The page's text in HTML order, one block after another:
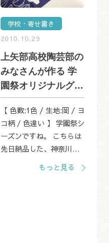
学校・寄せ書き
2010.10.29
上矢部高校陶芸部の
みなさんが作る 学
園祭オリジナルグッ
ズ
【 色数:1色 / 生地:岡 / ヨ
コ柄 / 色違い 】 学園祭シ
ーズンですね。 こちらは
先日納品した、神奈川県
立上矢部高校の陶芸部の
もっと見る